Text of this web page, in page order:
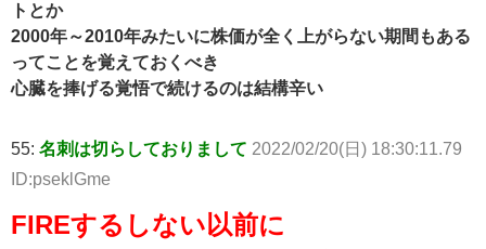
トとか
2000年～2010年みたいに株価が全く上がらない期間もある
ってことを覚えておくべき
心臓を捧げる覚悟で続けるのは結構辛い
55: 名刺は切らしておりまして 2022/02/20(日) 18:30:11.79
ID:pseklGme
FIREするしない以前に